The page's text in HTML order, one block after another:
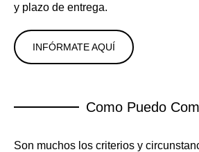
y plazo de entrega.
INFÓRMATE AQUÍ
Como Puedo
Son muchos los criterios y